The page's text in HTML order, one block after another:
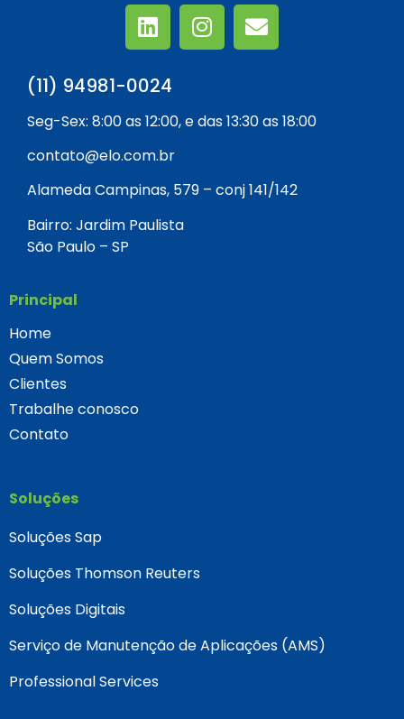
(11) 94981-0024
Seg-Sex: 8:00 as 12:00, e das 13:30 as 18:00
contato@elo.com.br
Alameda Campinas, 579 – conj 141/142
Bairro: Jardim Paulista
São Paulo – SP
Principal
Home
Quem Somos
Clientes
Trabalhe conosco
Contato
Soluções
Soluções Sap
Soluções Thomson Reuters
Soluções Digitais
Serviço de Manutenção de Aplicações (AMS)
Professional Services